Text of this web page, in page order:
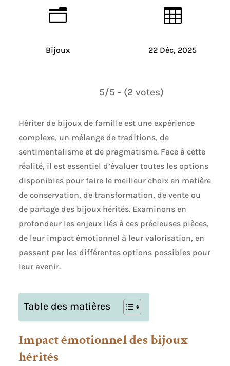
n
Bijoux

22 Déc, 2025
5/5 - (2 votes)
Hériter de bijoux de famille est une expérience
complexe, un mélange de traditions, de
sentimentalisme et de pragmatisme. Face à cette
réalité, il est essentiel d’évaluer toutes les options
disponibles pour faire le meilleur choix en matière
de conservation, de transformation, de vente ou
de partage des bijoux hérités. Examinons en
profondeur les enjeux liés à ces précieuses pièces,
de leur impact émotionnel à leur valorisation, en
passant par les différentes options possibles pour
leur avenir.
Table des matières
Impact émotionnel des bijoux
hérités